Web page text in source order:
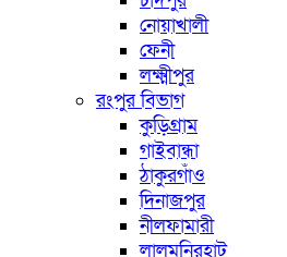
নোয়াখালী
ফেনী
লক্ষ্মীপুর
রংপুর বিভাগ
কুড়িগ্রাম
গাইবান্ধা
ঠাকুরগাঁও
দিনাজপুর
নীলফামারী
লালমনিরহাট